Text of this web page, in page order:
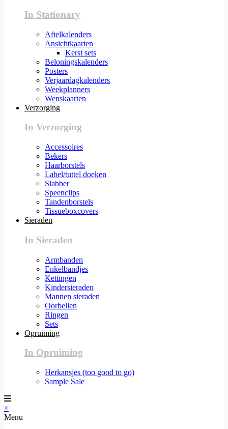
In Stationary
Aftelkalenders
Ansichtkaarten
Kerst sets
Beloningskalenders
Posters
Verjaardagkalenders
Weekplanners
Wenskaarten
Verzorging
In Verzorging
Accessoires
Bekers
Haarborstels
Label/tuttel doeken
Slabber
Speenclips
Tandenborstels
Tissueboxcovers
Sieraden
In Sieraden
Armbanden
Enkelbandjes
Kettingen
Kindersieraden
Mannen sieraden
Oorbellen
Ringen
Sets
Opruiming
In Opruiming
Herkansjes (too good to go)
Sample Sale
×
Menu